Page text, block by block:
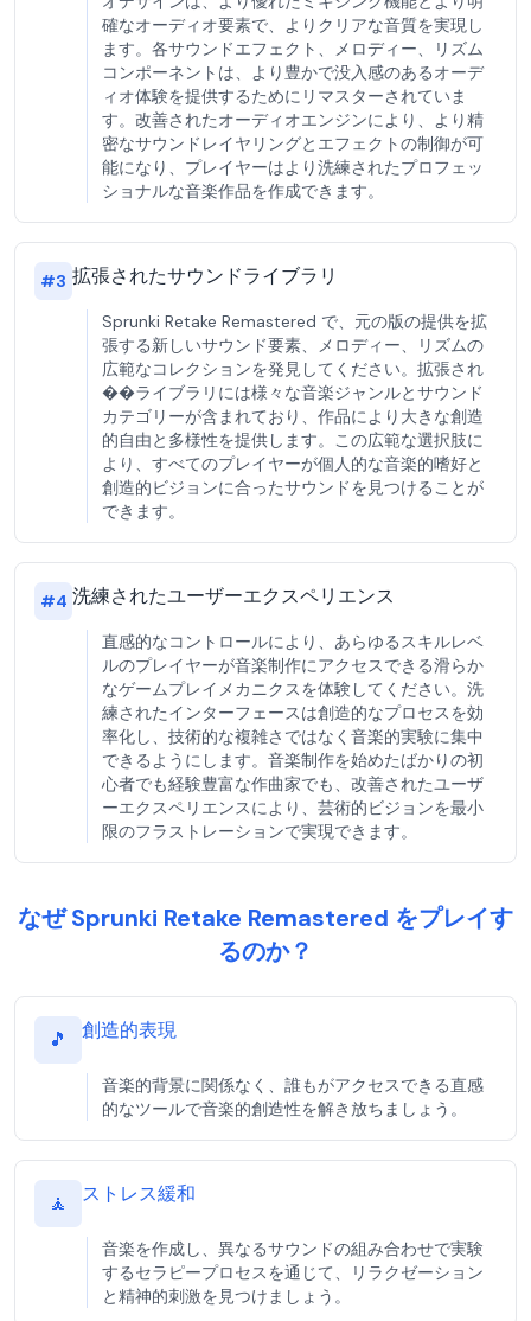
確なオーディオ要素で、よりクリアな音質を実現し
ます。各サウンドエフェクト、メロディー、リズム
コンポーネントは、より豊かで没入感のあるオーデ
ィオ体験を提供するためにリマスターされていま
す。改善されたオーディオエンジンにより、より精
密なサウンドレイヤリングとエフェクトの制御が可
能になり、プレイヤーはより洗練されたプロフェッ
ショナルな音楽作品を作成できます。
#3 拡張されたサウンドライブラリ
Sprunki Retake Remastered で、元の版の提供を拡
張する新しいサウンド要素、メロディー、リズムの
広範なコレクションを発見してください。拡張され
��ライブラリには様々な音楽ジャンルとサウンド
カテゴリーが含まれており、作品により大きな創造
的自由と多様性を提供します。この広範な選択肢に
より、すべてのプレイヤーが個人的な音楽的嗜好と
創造的ビジョンに合ったサウンドを見つけることが
できます。
#4 洗練されたユーザーエクスペリエンス
直感的なコントロールにより、あらゆるスキルレベ
ルのプレイヤーが音楽制作にアクセスできる滑らか
なゲームプレイメカニクスを体験してください。洗
練されたインターフェースは創造的なプロセスを効
率化し、技術的な複雑さではなく音楽的実験に集中
できるようにします。音楽制作を始めたばかりの初
心者でも経験豊富な作曲家でも、改善されたユーザ
ーエクスペリエンスにより、芸術的ビジョンを最小
限のフラストレーションで実現できます。
なぜ Sprunki Retake Remastered をプレイす
るのか？
🎵 創造的表現
音楽的背景に関係なく、誰もがアクセスできる直感
的なツールで音楽的創造性を解き放ちましょう。
🧘 ストレス緩和
音楽を作成し、異なるサウンドの組み合わせで実験
するセラピープロセスを通じて、リラクゼーション
と精神的刺激を見つけましょう。